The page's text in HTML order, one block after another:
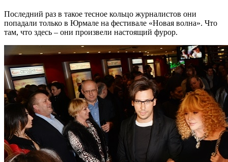
Последний раз в такое тесное кольцо журналистов они
попадали только в Юрмале на фестивале «Новая волна». Что
там, что здесь – они произвели настоящий фурор.